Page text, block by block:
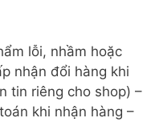
lỗi, nhầm hoặc
nhận đổi hàng khi
tin riêng cho shop) –
khi nhận hàng –